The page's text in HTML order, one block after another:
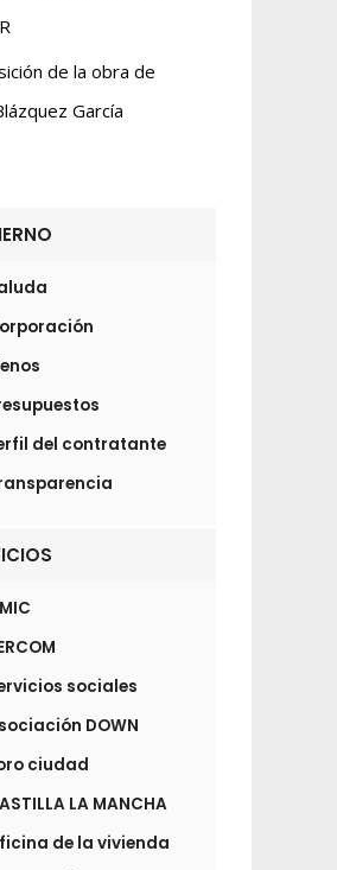
de la obra de
García
del contratante
sociales
DOWN
ciudad
LA MANCHA
de la vivienda